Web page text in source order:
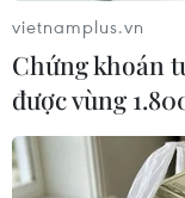
Trong quá trình
mưa lũ và khắc
ngành, các địa
tác bảo đảm
19 theo đúng
vietnamplus.vn
Chứng khoán
được vùng